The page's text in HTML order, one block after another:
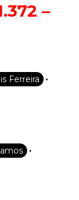
–
Ferreira •
•